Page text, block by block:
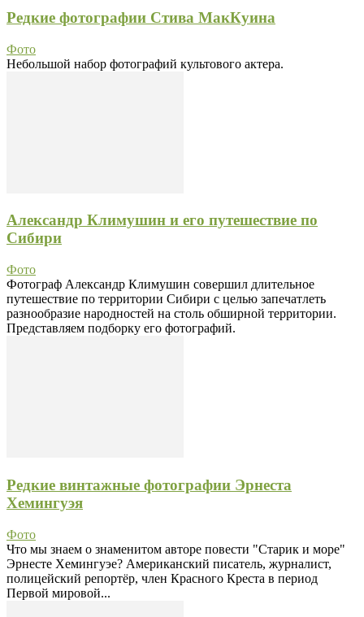
Редкие фотографии Стива МакКуина
Фото
Небольшой набор фотографий культового актера.
Александр Климушин и его путешествие по
Сибири
Фото
Фотограф Александр Климушин совершил длительное
путешествие по территории Сибири с целью запечатлеть
разнообразие народностей на столь обширной территории.
Представляем подборку его фотографий.
Редкие винтажные фотографии Эрнеста
Хемингуэя
Фото
Что мы знаем о знаменитом авторе повести "Старик и море"
Эрнесте Хемингуэе? Американский писатель, журналист,
полицейский репортёр, член Красного Креста в период
Первой мировой...